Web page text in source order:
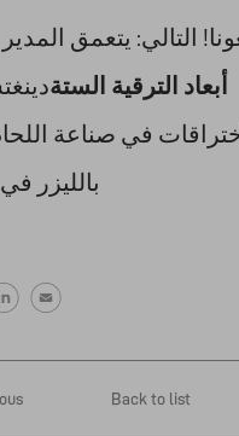
التالي: يتعمق
أبعاد الترقية الستة
في صناعة
بالليزر في
Back to list